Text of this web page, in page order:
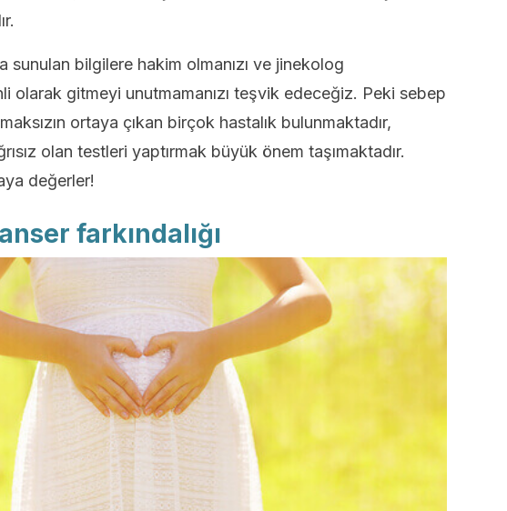
sunulan bilgilere hakim olmanızı ve jinekolog
olarak gitmeyi unutmamanızı teşvik edeceğiz. Peki sebep
ortaya çıkan birçok hastalık bulunmaktadır,
olan testleri yaptırmak büyük önem taşımaktadır.
değerler!
farkındalığı